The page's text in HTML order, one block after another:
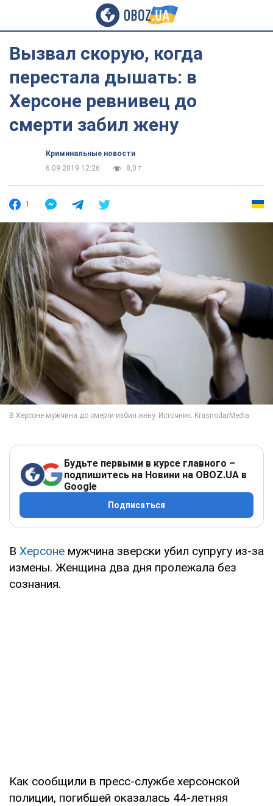
Вызвал скорую, когда
перестала дышать: в
Херсоне ревнивец до
смерти забил жену
Криминальные новости
6.09.2019 12:26
8,0 т.
1
Будьте первыми в курсе главного –
подпишитесь на Новини на OBOZ.UA в
Google
Подписаться
В Херсоне мужчина зверски убил супругу из-за
измены. Женщина два дня пролежала без
сознания.
Как сообщили в пресс-службе херсонской
полиции, погибшей оказалась 44-летняя